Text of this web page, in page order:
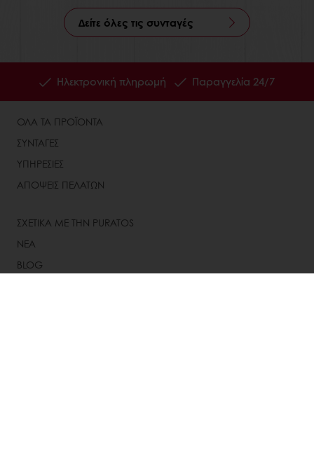
Δείτε όλες τις συνταγές
Ηλεκτρονική πληρωμή Παραγγελία 24/7
ΟΛΑ ΤΑ ΠΡΟΪΟΝΤΑ
ΣΥΝΤΑΓΕΣ
ΥΠΗΡΕΣΙΕΣ
ΑΠΟΨΕΙΣ ΠΕΛΑΤΩΝ
ΣΧΕΤΙΚΑ ΜΕ ΤΗΝ PURATOS
ΝΕΑ
BLOG